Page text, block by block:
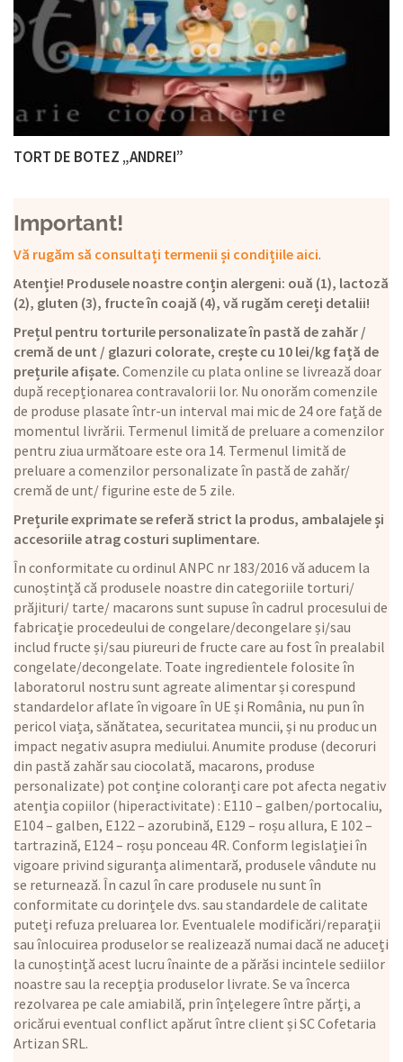
TORT DE BOTEZ „ANDREI”
Important!
Vă rugăm să consultați termenii și condițiile aici.
Atenție! Produsele noastre conțin alergeni: ouă (1), lactoză
(2), gluten (3), fructe în coajă (4), vă rugăm cereți detalii!
Prețul pentru torturile personalizate în pastă de zahăr /
cremă de unt / glazuri colorate, crește cu 10 lei/kg față de
prețurile afișate. Comenzile cu plata online se livrează doar
după recepționarea contravalorii lor. Nu onorăm comenzile
de produse plasate într-un interval mai mic de 24 ore față de
momentul livrării. Termenul limită de preluare a comenzilor
pentru ziua următoare este ora 14. Termenul limită de
preluare a comenzilor personalizate în pastă de zahăr/
cremă de unt/ figurine este de 5 zile.
Prețurile exprimate se referă strict la produs, ambalajele și
accesoriile atrag costuri suplimentare.
În conformitate cu ordinul ANPC nr 183/2016 vă aducem la
cunoștință că produsele noastre din categoriile torturi/
prăjituri/ tarte/ macarons sunt supuse în cadrul procesului de
fabricație procedeului de congelare/decongelare și/sau
includ fructe și/sau piureuri de fructe care au fost în prealabil
congelate/decongelate. Toate ingredientele folosite în
laboratorul nostru sunt agreate alimentar și corespund
standardelor aflate în vigoare în UE și România, nu pun în
pericol viața, sănătatea, securitatea muncii, și nu produc un
impact negativ asupra mediului. Anumite produse (decoruri
din pastă zahăr sau ciocolată, macarons, produse
personalizate) pot conține coloranți care pot afecta negativ
atenția copiilor (hiperactivitate) : E110 – galben/portocaliu,
E104 – galben, E122 – azorubină, E129 – roșu allura, E 102 –
tartrazină, E124 – roșu ponceau 4R. Conform legislației în
vigoare privind siguranța alimentară, produsele vândute nu
se returnează. În cazul în care produsele nu sunt în
conformitate cu dorințele dvs. sau standardele de calitate
puteți refuza preluarea lor. Eventualele modificări/reparații
sau înlocuirea produselor se realizează numai dacă ne aduceți
la cunoștință acest lucru înainte de a părăsi incintele sediilor
noastre sau la recepția produselor livrate. Se va încerca
rezolvarea pe cale amiabilă, prin înțelegere între părți, a
oricărui eventual conflict apărut între client și SC Cofetaria
Artizan SRL.